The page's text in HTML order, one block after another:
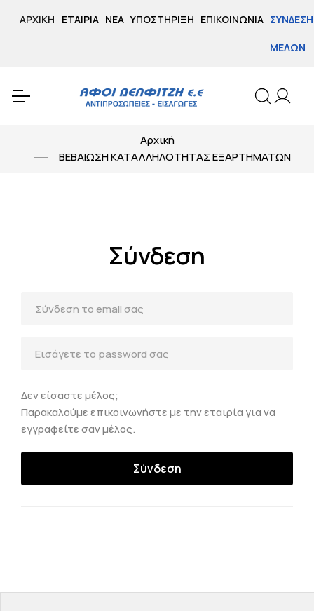
ΑΡΧΙΚΉ ΕΤΑΙΡΊΑ ΝΈΑ ΥΠΟΣΤΉΡΙΞΗ ΕΠΙΚΟΙΝΩΝΊΑ ΣΎΝΔΕΣΗ
ΜΕΛΏΝ
Αρχική
ΒΕΒΑΙΩΣΗ ΚΑΤΑΛΛΗΛΟΤΗΤΑΣ ΕΞΑΡΤΗΜΑΤΩΝ
Σύνδεση
Δεν είσαστε μέλος;
Παρακαλούμε επικοινωνήστε με την εταιρία για να
εγγραφείτε σαν μέλος.
Σύνδεση